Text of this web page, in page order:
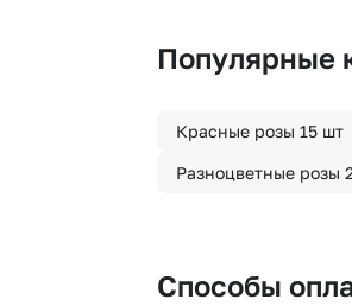
Популярные
Красные розы 15 шт
Разноцветные розы
Способы